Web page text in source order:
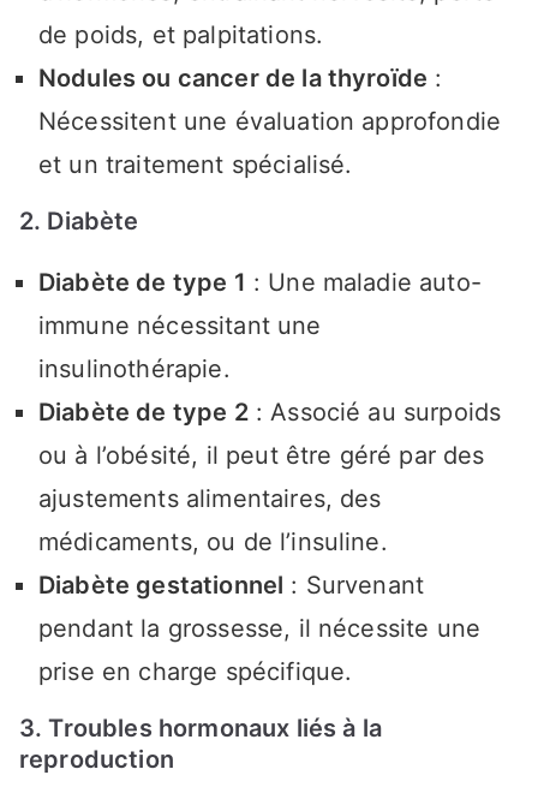
de poids, et palpitations.
Nodules ou cancer de la thyroïde :
Nécessitent une évaluation approfondie
et un traitement spécialisé.
2. Diabète
Diabète de type 1 : Une maladie auto-
immune nécessitant une
insulinothérapie.
Diabète de type 2: Associé au surpoids
ou à l’obésité, il peut être géré par des
ajustements alimentaires, des
médicaments, ou de l’insuline.
Diabète gestationnel : Survenant
pendant la grossesse, il nécessite une
prise en charge spécifique.
3. Troubles hormonaux liés à la
reproduction